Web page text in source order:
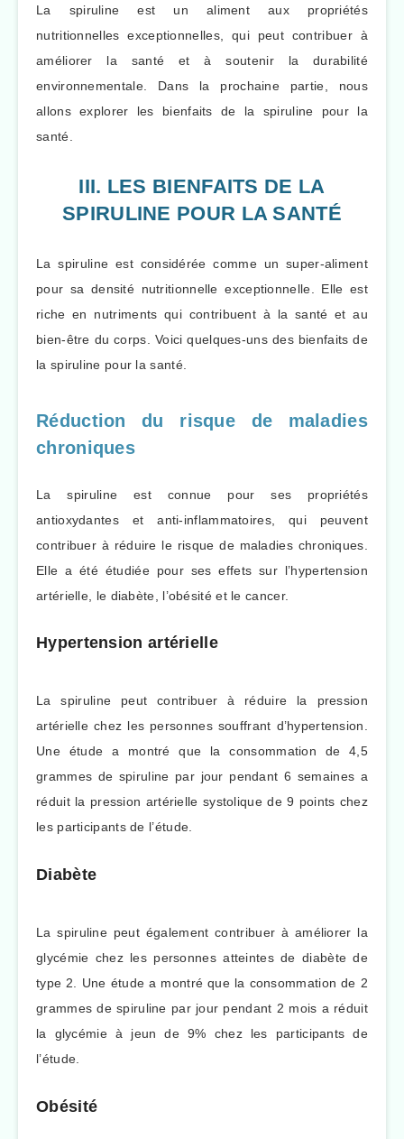
La spiruline est un aliment aux propriétés
nutritionnelles exceptionnelles, qui peut contribuer à
améliorer la santé et à soutenir la durabilité
environnementale. Dans la prochaine partie, nous
allons explorer les bienfaits de la spiruline pour la
santé.
III. LES BIENFAITS DE LA
SPIRULINE POUR LA SANTÉ
La spiruline est considérée comme un super-aliment
pour sa densité nutritionnelle exceptionnelle. Elle est
riche en nutriments qui contribuent à la santé et au
bien-être du corps. Voici quelques-uns des bienfaits de
la spiruline pour la santé.
Réduction du risque de maladies
chroniques
La spiruline est connue pour ses propriétés
antioxydantes et anti-inflammatoires, qui peuvent
contribuer à réduire le risque de maladies chroniques.
Elle a été étudiée pour ses effets sur l’hypertension
artérielle, le diabète, l’obésité et le cancer.
Hypertension artérielle
La spiruline peut contribuer à réduire la pression
artérielle chez les personnes souffrant d’hypertension.
Une étude a montré que la consommation de 4,5
grammes de spiruline par jour pendant 6 semaines a
réduit la pression artérielle systolique de 9 points chez
les participants de l’étude.
Diabète
La spiruline peut également contribuer à améliorer la
glycémie chez les personnes atteintes de diabète de
type 2. Une étude a montré que la consommation de 2
grammes de spiruline par jour pendant 2 mois a réduit
la glycémie à jeun de 9% chez les participants de
l’étude.
Obésité